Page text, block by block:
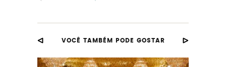
VOCÊ TAMBÉM PODE GOSTAR